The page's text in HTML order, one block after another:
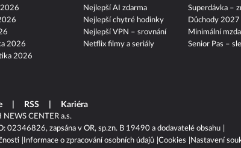
2026
2026
Nejlepší AI zdarma
Nejlepší chytré hodinky
Nejlepší VPN – srovnání
Netflix filmy a seriály
Superdávka –
Důchody 2027
Minimální
Senior Pas –
RSS Kariéra
NEWS CENTER a.s.
zapsána v OR, sp.zn. B 19490 a dodavatelé obsahu
Informace o zpracování osobních údajů Cookies Nastavení